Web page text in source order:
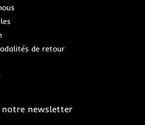
de retour
notre newsletter